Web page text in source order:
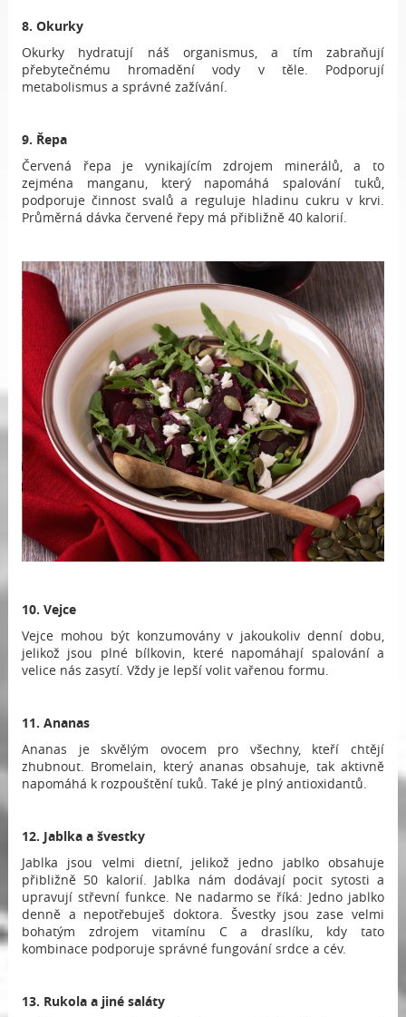
8. Okurky
Okurky hydratují náš organismus, a tím zabraňují
přebytečnému hromadění vody v těle. Podporují
metabolismus a správné zažívání.
9. Řepa
Červená řepa je vynikajícím zdrojem minerálů, a to
zejména manganu, který napomáhá spalování tuků,
podporuje činnost svalů a reguluje hladinu cukru v krvi.
Průměrná dávka červené řepy má přibližně 40 kalorií.
10. Vejce
Vejce mohou být konzumovány v jakoukoliv denní dobu,
jelikož jsou plné bílkovin, které napomáhají spalování a
velice nás zasytí. Vždy je lepší volit vařenou formu.
11. Ananas
Ananas je skvělým ovocem pro všechny, kteří chtějí
zhubnout. Bromelain, který ananas obsahuje, tak aktivně
napomáhá k rozpouštění tuků. Také je plný antioxidantů.
12. Jablka a švestky
Jablka jsou velmi dietní, jelikož jedno jablko obsahuje
přibližně 50 kalorií. Jablka nám dodávají pocit sytosti a
upravují střevní funkce. Ne nadarmo se říká: Jedno jablko
denně a nepotřebuješ doktora. Švestky jsou zase velmi
bohatým zdrojem vitamínu C a draslíku, kdy tato
kombinace podporuje správné fungování srdce a cév.
13. Rukola a jiné saláty